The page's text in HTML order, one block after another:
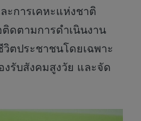
ะการเคหะแห่งชาติ
ดตามการดำเนินงาน
ประชาชนโดยเฉพาะ
งรับสังคมสูงวัย และจัด